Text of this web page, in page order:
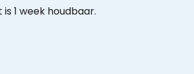
1 week houdbaar.